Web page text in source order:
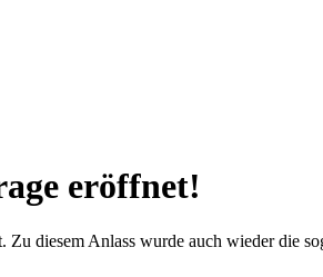
eröffnet!
Zu diesem Anlass wurde auch wieder die